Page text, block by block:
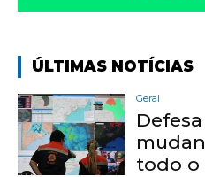
ÚLTIMAS NOTÍCIAS
Geral
todo o